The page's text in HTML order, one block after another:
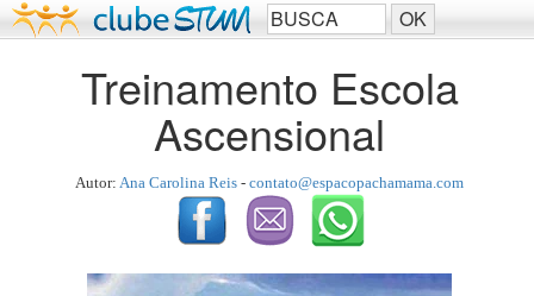
Treinamento Escola
Ascensional
Autor: Ana Carolina Reis - contato@espacopachamama.com